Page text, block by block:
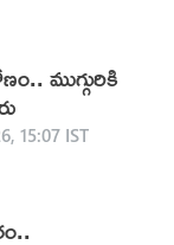
ముగ్గురికి
15:07 IST